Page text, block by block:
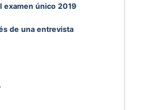
examen único 2019
de una entrevista